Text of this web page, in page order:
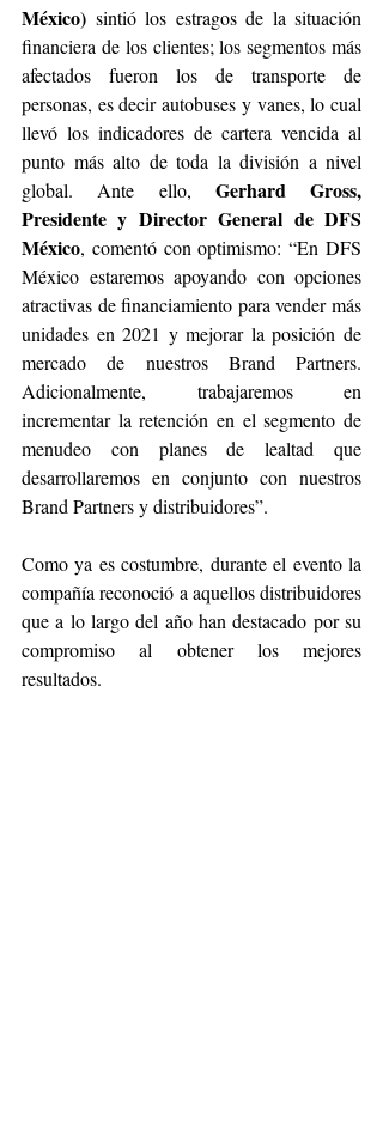
México) sintió los estragos de la situación
financiera de los clientes; los segmentos más
afectados fueron los de transporte de
personas, es decir autobuses y vanes, lo cual
llevó los indicadores de cartera vencida al
punto más alto de toda la división a nivel
global. Ante ello, Gerhard Gross,
Presidente y Director General de DFS
México, comentó con optimismo: “En DFS
México estaremos apoyando con opciones
atractivas de financiamiento para vender más
unidades en 2021 y mejorar la posición de
mercado de nuestros Brand Partners.
Adicionalmente, trabajaremos en
incrementar la retención en el segmento de
menudeo con planes de lealtad que
desarrollaremos en conjunto con nuestros
Brand Partners y distribuidores”.
Como ya es costumbre, durante el evento la
compañía reconoció a aquellos distribuidores
que a lo largo del año han destacado por su
compromiso al obtener los mejores
resultados.